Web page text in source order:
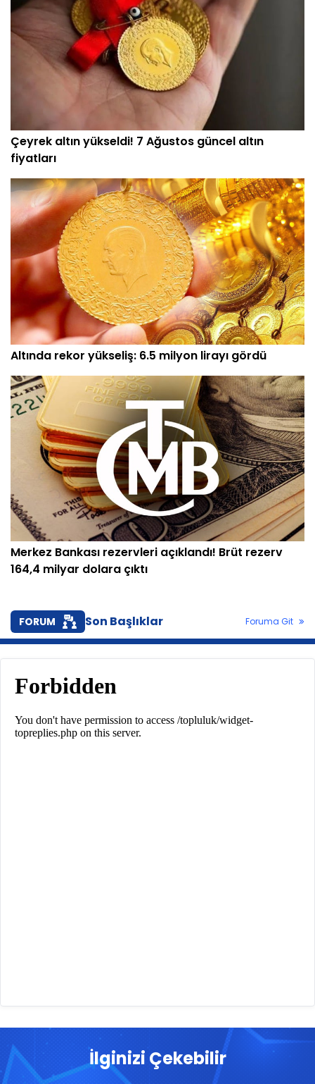
Çeyrek altın yükseldi! 7 Ağustos güncel altın
fiyatları
Altında rekor yükseliş: 6.5 milyon lirayı gördü
Merkez Bankası rezervleri açıklandı! Brüt rezerv
164,4 milyar dolara çıktı
FORUM Son Başlıklar Foruma Git
İlginizi Çekebilir